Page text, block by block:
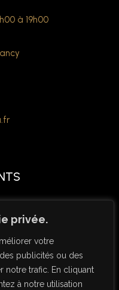
privée.
votre
publicités ou des
notre trafic. En cliquant
à notre utilisation
à 19h00